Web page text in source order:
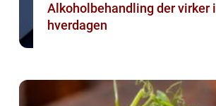
Alkoholbehandling der virker i
hverdagen